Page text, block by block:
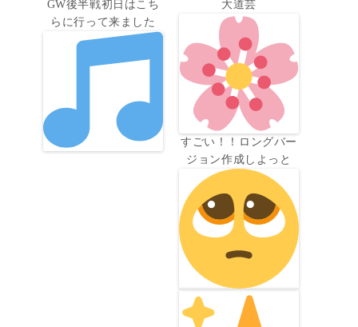
GW後半戦初日はこち
らに行って来ました
大道芸
すごい！！ロングバー
ジョン作成しよっと